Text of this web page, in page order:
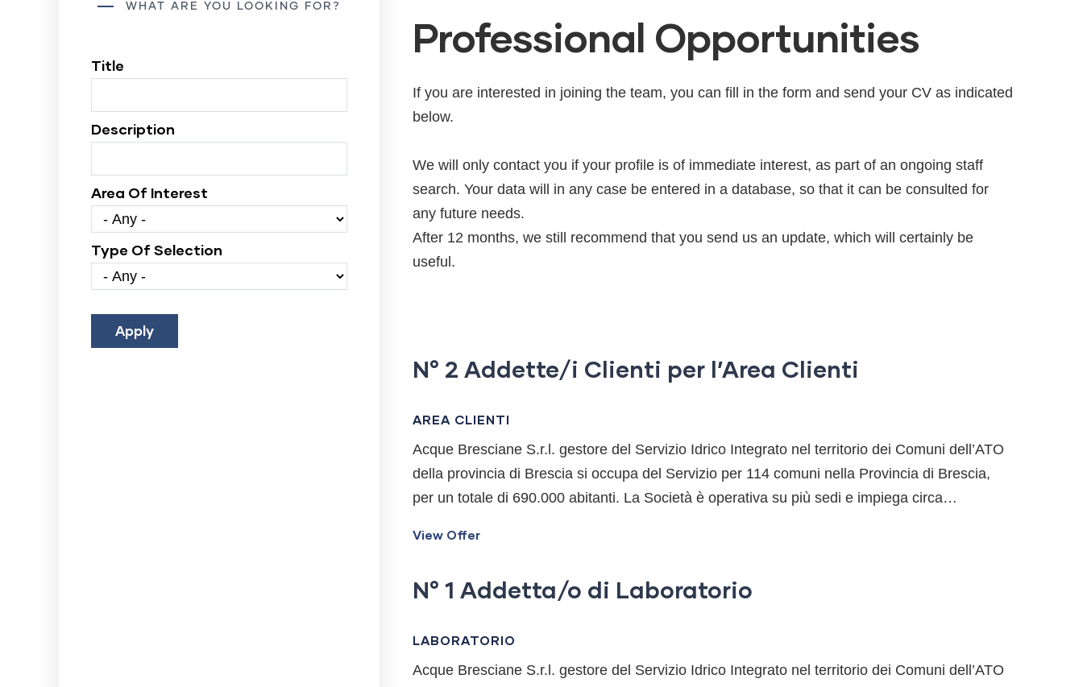
WHAT ARE YOU LOOKING FOR?
Title
Description
Area Of Interest
Type Of Selection
Professional Opportunities
If you are interested in joining the team, you can fill in the form and send your CV as indicated
below.
We will only contact you if your profile is of immediate interest, as part of an ongoing staff
search. Your data will in any case be entered in a database, so that it can be consulted for
any future needs.
After 12 months, we still recommend that you send us an update, which will certainly be
useful.
N° 2 Addette/i Clienti per l’Area Clienti
AREA CLIENTI
Acque Bresciane S.r.l. gestore del Servizio Idrico Integrato nel territorio dei Comuni dell’ATO
della provincia di Brescia si occupa del Servizio per 114 comuni nella Provincia di Brescia,
per un totale di 690.000 abitanti. La Società è operativa su più sedi e impiega circa…
View Offer
N° 1 Addetta/o di Laboratorio
LABORATORIO
Acque Bresciane S.r.l. gestore del Servizio Idrico Integrato nel territorio dei Comuni dell’ATO